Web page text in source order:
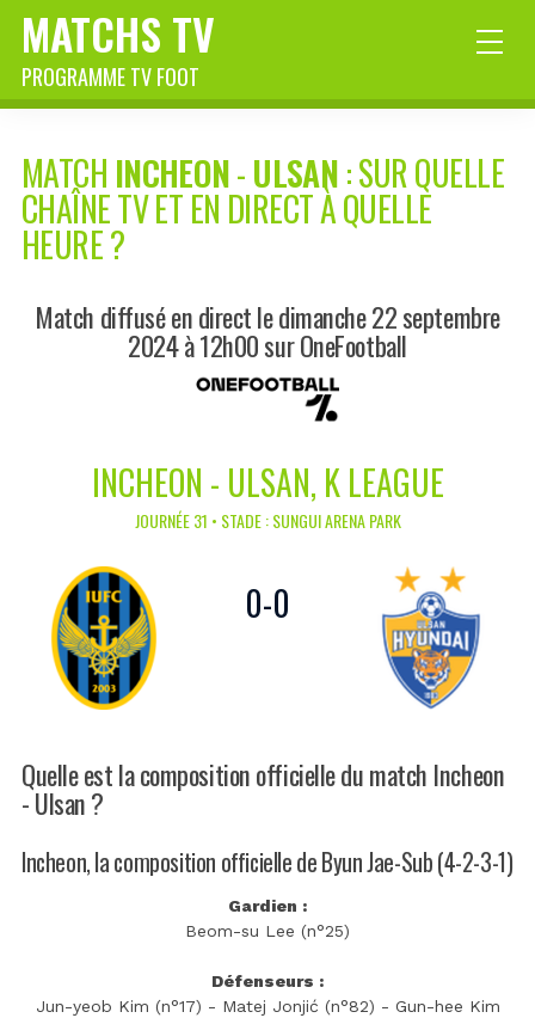
MATCHS TV
PROGRAMME TV FOOT
MATCH INCHEON-ULSAN: SUR QUELLE
CHAÎNE TV ET EN DIRECT À QUELLE
HEURE ?
Match diffusé en direct le dimanche 22 septembre
2024 à 12h00 sur OneFootball
INCHEON - ULSAN, K LEAGUE
JOURNÉE 31 • STADE : SUNGUI ARENA PARK
0-0
Quelle est la composition officielle du match Incheon
- Ulsan ?
Incheon, la composition officielle de Byun Jae-Sub (4-2-3-1)
Gardien :
Beom-su Lee (n°25)
Défenseurs :
Jun-yeob Kim (n°17) - Matej Jonjić (n°82) - Gun-hee Kim